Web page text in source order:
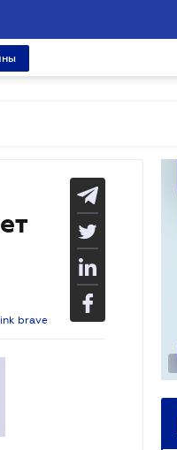
brave